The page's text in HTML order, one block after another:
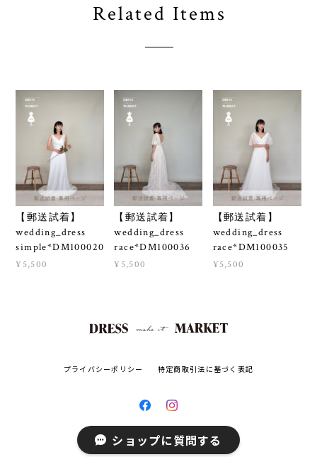
Related Items
【郵送試着】
wedding_dress
simple*DM100020
¥5,500
【郵送試着】
wedding_dress
race*DM100036
¥5,500
【郵送試着】
wedding_dress
race*DM100035
¥5,500
プライバシーポリシー 特定商取引法に基づく表記
© DRESS MARKET All rights reserved.
ショップに質問する